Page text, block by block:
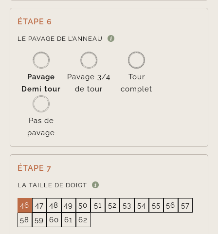
ÉTAPE 6
LE PAVAGE DE L’ANNEAU
Pavage
Demi tour
Pavage 3/4
de tour
Tour
complet
Pas de
pavage
ÉTAPE 7
LA TAILLE DE DOIGT
46 47 48 49 50 51 52 53 54 55 56
57
58
59 60 61 62